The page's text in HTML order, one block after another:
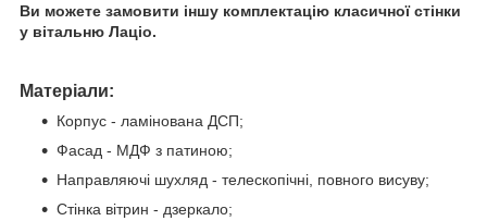
Ви можете замовити іншу комплектацію класичної стінки
у вітальню Лаціо.
Матеріали:
Корпус - ламінована ДСП;
Фасад - МДФ з патиною;
Направляючі шухляд - телескопічні, повного висуву;
Стінка вітрин - дзеркало;